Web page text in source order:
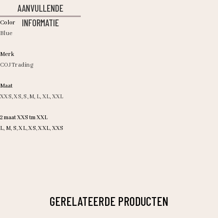
AANVULLENDE
INFORMATIE
Color
Blue
Merk
COJ Trading
Maat
XXS,XS,S, M, L, XL, XXL
2 maat XXS tm XXL
L, M, S, XL, XS, XXL, XXS
GERELATEERDE PRODUCTEN